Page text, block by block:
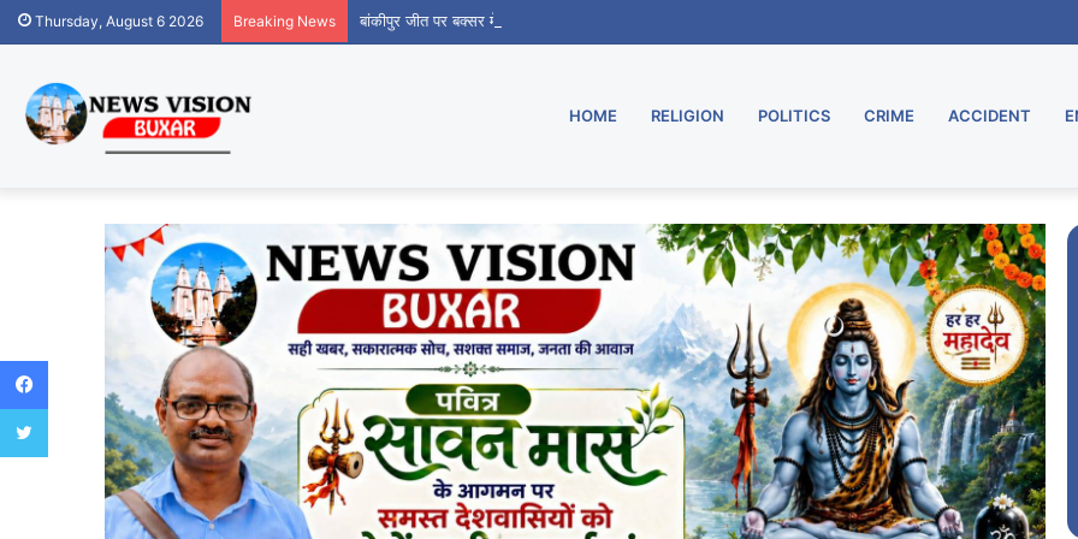
Thursday, August 6 2026 Breaking News बांकीपुर जीत पर बक्सर में जन सुराज का शक्ति प्रदर्शन, विजय जुलूस में गूंजा बदलाव का संदेश
HOME RELIGION POLITICS CRIME ACCIDENT
Facebook